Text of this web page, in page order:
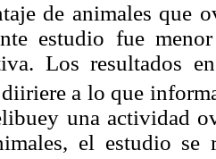
de animales que
estudio fue
Los resultados
a lo que
una actividad
el estudio se